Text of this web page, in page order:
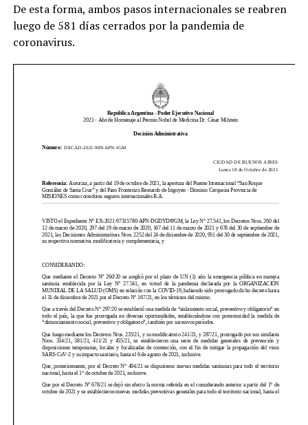
De esta forma, ambos pasos internacionales se reabren
luego de 581 días cerrados por la pandemia de
coronavirus.